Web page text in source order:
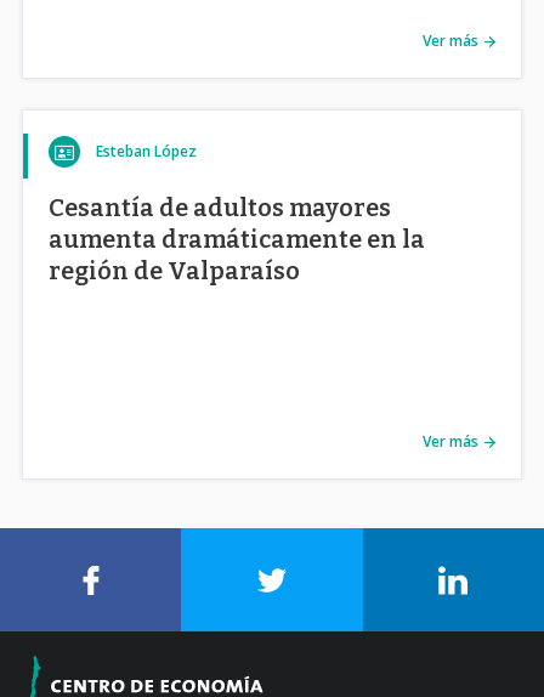
Ver más
Esteban López
Cesantía de adultos mayores
aumenta dramáticamente en la
región de Valparaíso
Ver más